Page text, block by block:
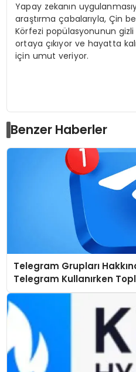
Yapay zekanın
araştırma çabalarıyla, Çin
Körfezi popülasyonunun
ortaya çıkıyor ve hayatta
için umut veriyor.
Benzer Haberler
Telegram Grupları
Telegram Kullanırken
Kolaylaştırın